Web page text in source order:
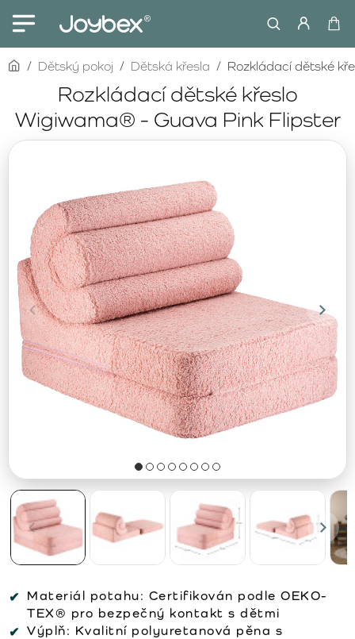
Rozkládací dětské křeslo
Wigiwama® - Guava Pink Flipster
homeDětský pokoj Dětská křesla Rozkládací dětské
Materiál potahu: Certifikován podle OEKO-
TEX® pro bezpečný kontakt s dětmi
Výplň: Kvalitní polyuretanová pěna s